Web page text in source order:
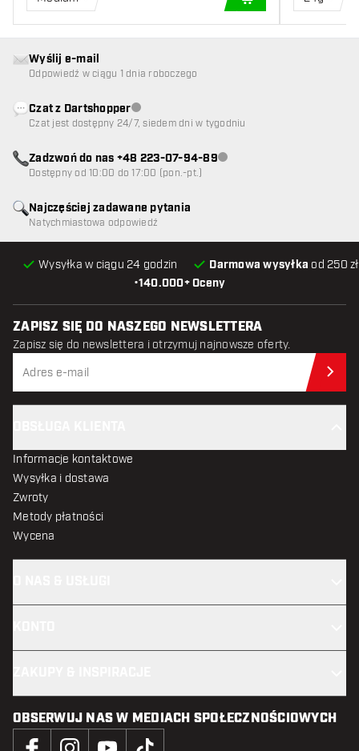
DODAJ DO
•140.000+ Oceny
Wysyłka w ciągu 24 godzin Darmowa wysyłka od 250
Najczęściej zadawane pytania
Natychmiastowa odpowiedź
Wyślij e-mail
Odpowiedź w ciągu 1 dnia roboczego
Czat z DartshopperObsługa klienta niedostępna
Czat jest dostępny 24/7, siedem dni w tygodniu
Zadzwoń do nas +48 223-07-94-89Obsługa klienta niedostępna
Dostępny od 10:00 do 17:00 (pon.-pt.)
ZAPISZ SIĘ DO NASZEGO NEWSLETTERA
Zapisz się do newslettera i otrzymuj najnowsze oferty.
Informacje kontaktowe
Wysyłka i dostawa
Zwroty
Metody płatności
Wycena
OBSERWUJ NAS W MEDIACH SPOŁECZNOŚCIOWYCH